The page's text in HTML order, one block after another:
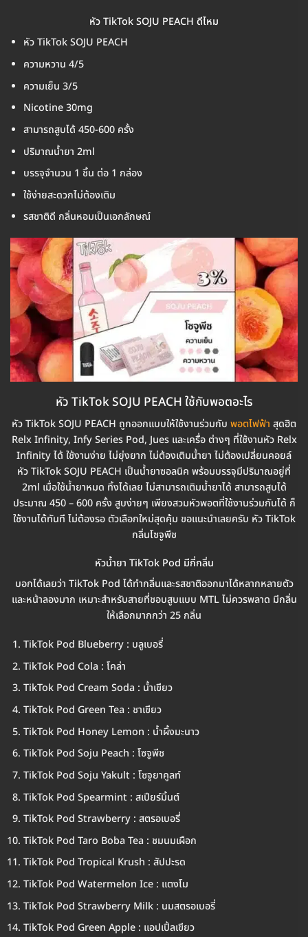
หัว TikTok SOJU PEACH ดีไหม
หัว TikTok SOJU PEACH
ความหวาน 4/5
ความเย็น 3/5
Nicotine 30mg
สามารถสูบได้ 450-600 ครั้ง
ปริมาณน้ำยา 2ml
บรรจุจำนวน 1 ชิ้น ต่อ 1 กล่อง
ใช้ง่ายสะดวกไม่ต้องเติม
รสชาติดี กลิ่นหอมเป็นเอกลักษณ์
หัว TikTok SOJU PEACH ใช้กับพอตอะไร
หัว TikTok SOJU PEACH ถูกออกแบบให้ใช้งานร่วมกับ พอตไฟฟ้า สุดฮิต
Relx Infinity, Infy Series Pod, Jues และเครื่อ ต่างๆ ที่ใช้งานหัว Relx
Infinity ได้ ใช้งานง่าย ไม่ยุ่งยาก ไม่ต้องเติมน้ำยา ไม่ต้องเปลี่ยนคอยล์
หัว TikTok SOJU PEACH เป็นน้ำยาซอลนิค พร้อมบรรจุมีปริมาณอยู่ที่
2ml เมื่อใช้น้ำยาหมด ทิ้งได้เลย ไม่สามารถเติมน้ำยาได้ สามารถสูบได้
ประมาณ 450 – 600 ครั้ง สูบง่ายๆ เพียงสวมหัวพอตที่ใช้งานร่วมกันได้ ก็
ใช้งานได้ทันที ไม่ต้องรอ ตัวเลือกใหม่สุดคุ้ม ขอแนะนำเลยครับ หัว TikTok
กลิ่นโซจูพีช
หัวน้ำยา TikTok Pod มีกี่กลิ่น
บอกได้เลยว่า TikTok Pod ได้ทำกลิ่นและรสชาติออกมาได้หลากหลายตัว
และหน้าลองมาก เหมาะสำหรับสายที่ชอบสูบแบบ MTL ไม่ควรพลาด มีกลิ่น
ให้เลือกมากกว่า 25 กลิ่น
TikTok Pod Blueberry : บลูเบอรี่
TikTok Pod Cola : โคล่า
TikTok Pod Cream Soda : น้ำเขียว
TikTok Pod Green Tea : ชาเขียว
TikTok Pod Honey Lemon : น้ำผึ้งมะนาว
TikTok Pod Soju Peach : โซจูพีช
TikTok Pod Soju Yakult : โซจูยาคูลท์
TikTok Pod Spearmint : สเปียร์มิ้นต์
TikTok Pod Strawberry : สตรอเบอรี่
TikTok Pod Taro Boba Tea : ชมนมเผือก
TikTok Pod Tropical Krush : สัปปะรด
TikTok Pod Watermelon Ice : แตงโม
TikTok Pod Strawberry Milk : นมสตรอเบอรี่
TikTok Pod Green Apple : แอปเปิ้ลเขียว